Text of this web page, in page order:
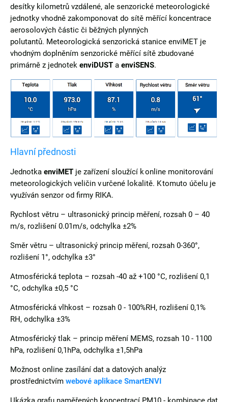
desítky kilometrů vzdálené, ale senzorické meteorologické
jednotky vhodně zakomponovat do sítě měřící koncentrace
aerosolových částic či běžných plynných
polutantů. Meteorologická senzorická stanice enviMET je
vhodným doplněním senzorické měřící sítě zbudované
primárně z jednotek enviDUST a enviSENS.
Hlavní přednosti
Jednotka enviMET je zařízení sloužící k online monitorování
meteorologických veličin v určené lokalitě. K tomuto účelu je
využíván senzor od firmy RIKA.
Rychlost větru – ultrasonický princip měření, rozsah 0 – 40
m/s, rozlišení 0.01m/s, odchylka ±2%
Směr větru – ultrasonický princip měření, rozsah 0-360°,
rozlišení 1°, odchylka ±3°
Atmosférická teplota – rozsah -40 až +100 °C, rozlišení 0,1
°C, odchylka ±0,5 °C
Atmosférická vlhkost – rozsah 0 - 100%RH, rozlišení 0,1%
RH, odchylka ±3%
Atmosférický tlak – princip měření MEMS, rozsah 10 - 1100
hPa, rozlišení 0,1hPa, odchylka ±1,5hPa
Možnost online zasílání dat a datových analýz
prostřednictvím webové aplikace SmartENVI